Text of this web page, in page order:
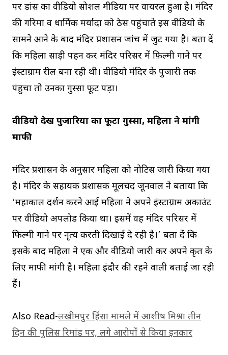
पर डांस का वीडियो सोशल मीडिया पर वायरल हुआ है। मंदिर
की गरिमा व धार्मिक मर्यादा को ठेस पहुंचाते इस वीडियो के
सामने आने के बाद मंदिर प्रशासन जांच में जुट गया है। बता दें
कि महिला साड़ी पहन कर मंदिर परिसर में फ़िल्मी गाने पर
इंस्टाग्राम रील बना रही थी। वीडियो मंदिर के पुजारी तक
पंहुचा तो उनका गुस्सा फूट पड़ा।
वीडियो देख पुजारियों का फूटा गुस्सा, महिला ने मांगी
माफी
मंदिर प्रशासन के अनुसार महिला को नोटिस जारी किया गया
है। मंदिर के सहायक प्रशासक मूलचंद जूनवाल ने बताया कि
‘महाकाल दर्शन करने आई महिला ने अपने इंस्टाग्राम अकाउंट
पर वीडियो अपलोड किया था। इसमें वह मंदिर परिसर में
फिल्मी गाने पर नृत्य करती दिखाई दे रही है।’ बता दें कि
इसके बाद महिला ने एक और वीडियो जारी कर अपने कृत के
लिए माफी मांगी है। महिला इंदौर की रहने वाली बताई जा रही
हैं।
Also Read-लखीमपुर हिंसा मामले में आशीष मिश्रा तीन
दिन की पुलिस रिमांड पर, लगे आरोपों से किया इनकार